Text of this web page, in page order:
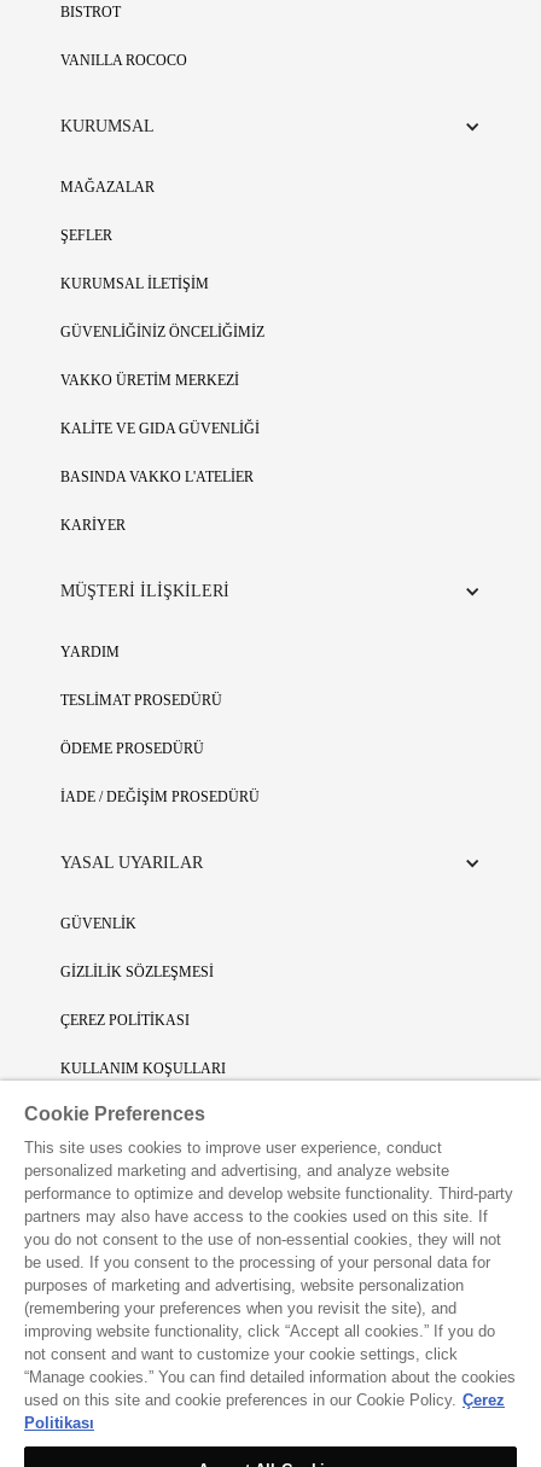
BISTROT
VANILLA ROCOCO
KURUMSAL
MAĞAZALAR
ŞEFLER
KURUMSAL İLETİŞİM
GÜVENLİĞİNİZ ÖNCELİĞİMİZ
VAKKO ÜRETİM MERKEZİ
KALİTE VE GIDA GÜVENLİĞİ
BASINDA VAKKO L'ATELİER
KARİYER
MÜŞTERİ İLİŞKİLERİ
YARDIM
TESLİMAT PROSEDÜRÜ
ÖDEME PROSEDÜRÜ
İADE / DEĞİŞİM PROSEDÜRÜ
YASAL UYARILAR
GÜVENLİK
GİZLİLİK SÖZLEŞMESİ
ÇEREZ POLİTİKASI
KULLANIM KOŞULLARI
SINIRLI SORUMLULUK
FİKRİ SİNAİ MÜLKİYET
VAKKO L'ATELIER UYGULAMASINI İNDİRİN
Cookie Preferences
This site uses cookies to improve user experience, conduct
personalized marketing and advertising, and analyze website
performance to optimize and develop website functionality. Third-party
partners may also have access to the cookies used on this site. If
you do not consent to the use of non-essential cookies, they will not
be used. If you consent to the processing of your personal data for
purposes of marketing and advertising, website personalization
(remembering your preferences when you revisit the site), and
improving website functionality, click “Accept all cookies.” If you do
not consent and want to customize your cookie settings, click
“Manage cookies.” You can find detailed information about the cookies
used on this site and cookie preferences in our Cookie Policy. Çerez
Politikası